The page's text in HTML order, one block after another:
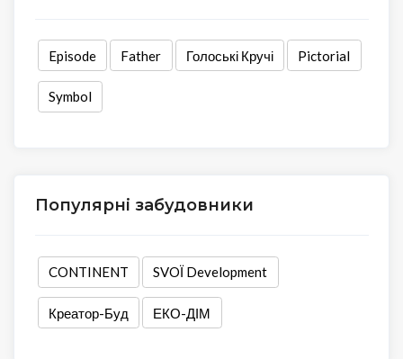
Episode Father Голоські Кручі Pictorial
Symbol
Популярні забудовники
CONTINENT SVOЇ Development
Креатор-Буд ЕКО-ДІМ